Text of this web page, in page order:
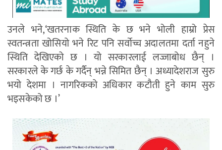
उनले भने,‘खतरनाक स्थिति के छ भने भोली हाम्रो प्रेस
स्वतन्त्रता खोसियो भने रिट पनि सर्वोच्च अदालतमा दर्ता नहुने
स्थिति देखिएको छ । यो सरकारलाई लज्जाबोध छैन् ।
सरकारले के गर्छ के गर्दैन् भन्ने सिमित छैन् । अध्यादेशराज सुरु
भयो देशमा । नागरिकको अधिकार कटौती हुने काम सुरु
भइसकेको छ ।’